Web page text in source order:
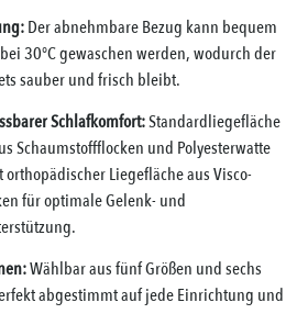
Der abnehmbare Bezug kann bequem
30°C gewaschen werden, wodurch der
sauber und frisch bleibt.
Schlafkomfort:Standardliegefläche
Schaumstoffflocken und Polyesterwatte
Liegefläche aus Visco-
für optimale Gelenk- und
Wählbar aus fünf Größen und sechs
abgestimmt auf jede Einrichtung und